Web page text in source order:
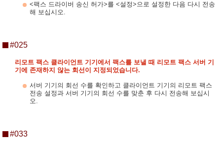
<팩스 드라이버 송신 허가>를 <설정>으로 설정한 다음 다시 전송
해 보십시오.
#025
리모트 팩스 클라이언트 기기에서 팩스를 보낼 때 리모트 팩스 서버 기
기에 존재하지 않는 회선이 지정되었습니다.
서버 기기의 회선 수를 확인하고 클라이언트 기기의 리모트 팩스
전송 설정과 서버 기기의 회선 수를 맞춘 후 다시 전송해 보십시
오.
#033